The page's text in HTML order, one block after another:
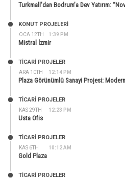
Turkmall’dan Bodrum’a Dev Yatırım:
OCA 12TH 1:39 PM
KONUT PROJELERI
Mistral İzmir
ARA 10TH 12:14 PM
TİCARİ PROJELER
Plaza Görünümlü Sanayi Projesi:
KAS 29TH 12:23 PM
TİCARİ PROJELER
Usta Ofis
KAS 6TH 10:12 AM
TİCARİ PROJELER
Gold Plaza
TİCARİ PROJELER